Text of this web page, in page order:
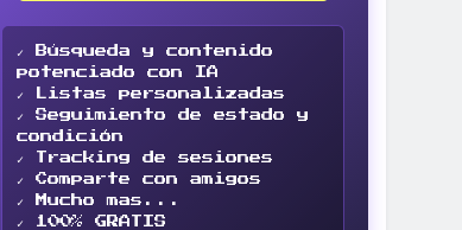
✓ Búsqueda y contenido
potenciado con IA
✓ Listas personalizadas
✓ Seguimiento de estado y
condición
✓ Tracking de sesiones
✓ Comparte con amigos
✓ Mucho mas...
✓ 100% GRATIS